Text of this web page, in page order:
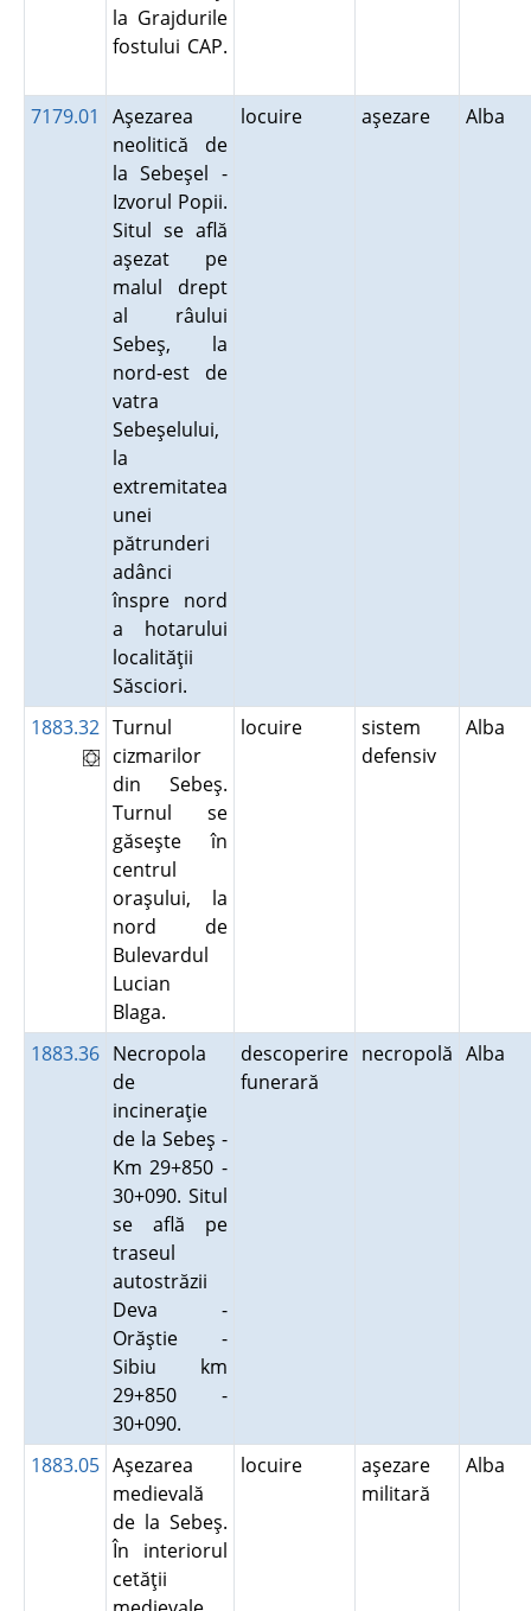
la Grajdurile
fostului CAP.
7179.01
Aşezarea
neolitică de
la Sebeşel -
Izvorul Popii.
Situl se află
aşezat pe
malul drept
al râului
Sebeş, la
nord-est de
vatra
Sebeşelului,
la
extremitatea
unei
pătrunderi
adânci
înspre nord
a hotarului
localităţii
Săsciori.
locuire aşezare Alba
1883.32 Turnul
cizmarilor
din Sebeş.
Turnul se
găseşte în
centrul
oraşului, la
nord de
Bulevardul
Lucian
Blaga.
locuire
sistem
defensiv
Alba
1883.36 Necropola
de
incineraţie
de la Sebeş -
Km 29+850 -
30+090. Situl
se află pe
traseul
autostrăzii
Deva -
Orăştie -
Sibiu km
29+850 -
30+090.
descoperire
funerară
necropolă Alba
1883.05 Aşezarea
medievală
de la Sebeş.
În interiorul
cetăţii
locuire
aşezare
militară
Alba